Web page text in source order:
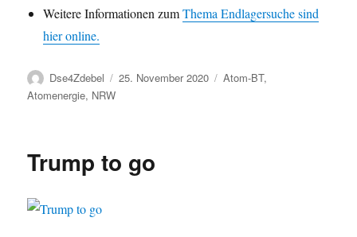
Weitere Informationen zumThema Endlagersuche sind
hier online.
Autor
Dse4Zdebel
Veröffentlicht
25. November 2020 Kategorien
Atom-BT,
Atomenergie, NRW
Trump to go